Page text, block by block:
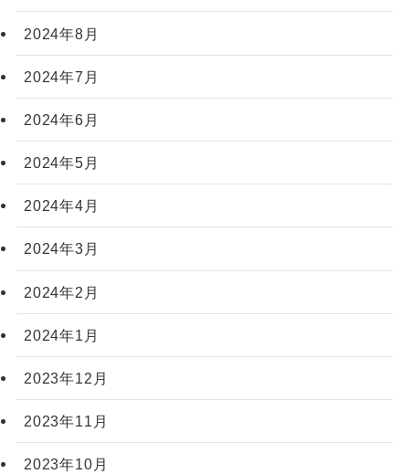
2024年8月
2024年7月
2024年6月
2024年5月
2024年4月
2024年3月
2024年2月
2024年1月
2023年12月
2023年11月
2023年10月